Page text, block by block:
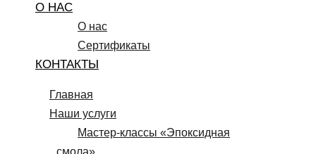
О НАС
О нас
Сертификаты
КОНТАКТЫ
Главная
Наши услуги
Мастер-классы «Эпоксидная
смола»